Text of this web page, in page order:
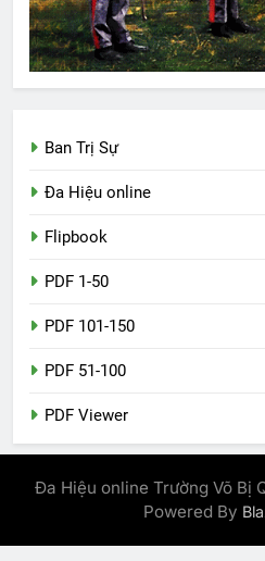
Ban Trị Sự
Đa Hiệu online
Flipbook
PDF 1-50
PDF 101-150
PDF 51-100
PDF Viewer
Đa Hiệu online Trường Võ Bị
Powered By